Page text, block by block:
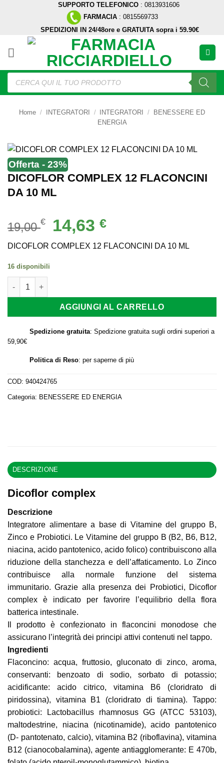
SUPPORTO TELEFONICO : 0813931606
FARMACIA : 0815569733
SPEDIZIONI IN 24/48ore e GRATUITA sopra i 59.90€
Ricerca
prodotti
Home / INTEGRATORI / INTEGRATORI /
BENESSERE ED
ENERGIA
Offerta - 23%
DICOFLOR COMPLEX 12 FLACONCINI
DA 10 ML
19,00€
Il
prezzo
originale
14,63€Il
attuale
DICOFLOR COMPLEX 12 FLACONCINI DA 10 ML
16 disponibili
DICOFLOR COMPLEX 12 FLACONCINI DA 10 ML quantità
AGGIUNGI AL CARRELLO
Spedizione gratuita: Spedizione gratuita sugli ordini superiori a
59,90€
Politica di Reso: per saperne di più
COD: 940424765
Categoria: BENESSERE ED ENERGIA
DESCRIZIONE
Dicoflor complex
Descrizione
Integratore alimentare a base di Vitamine del gruppo B,
Zinco e Probiotici. Le Vitamine del gruppo B (B2, B6, B12,
niacina, acido pantotenico, acido folico) contribuiscono alla
riduzione della stanchezza e dell’affaticamento. Lo Zinco
contribuisce alla normale funzione del sistema
immunitario. Grazie alla presenza dei Probiotici, Dicoflor
complex è indicato per favorire l’equilibrio della flora
batterica intestinale.
Il prodotto è confezionato in flaconcini monodose che
assicurano l’integrità dei principi attivi contenuti nel tappo.
Ingredienti
Flaconcino: acqua, fruttosio, gluconato di zinco, aroma,
conservanti: benzoato di sodio, sorbato di potassio;
acidificante: acido citrico, vitamina B6 (cloridrato di
piridossina), vitamina B1 (cloridrato di tiamina). Tappo:
probiotici: Lactobacillus rhamnosus GG (ATCC 53103),
maltodestrine, niacina (nicotinamide), acido pantotenico
(D- pantotenato, calcio), vitamina B2 (riboflavina), vitamina
B12 (cianocobalamina), agente antiagglomerante: E 470b,